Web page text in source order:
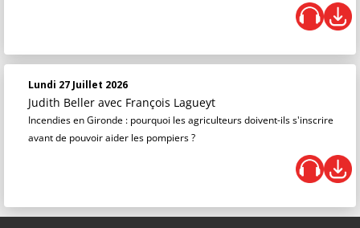
Lundi 27 Juillet 2026
Judith Beller avec François Lagueyt
Incendies en Gironde : pourquoi les agriculteurs doivent-ils s'inscrire
avant de pouvoir aider les pompiers ?